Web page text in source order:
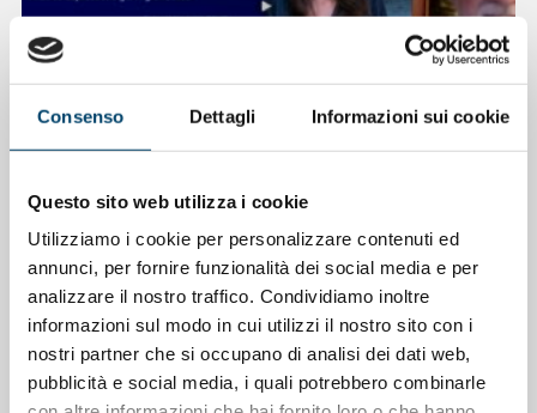
Consenso Dettagli Informazioni sui cookie
Questo sito web utilizza i cookie
Utilizziamo i cookie per personalizzare contenuti ed
annunci, per fornire funzionalità dei social media e per
analizzare il nostro traffico. Condividiamo inoltre
informazioni sul modo in cui utilizzi il nostro sito con i
nostri partner che si occupano di analisi dei dati web,
pubblicità e social media, i quali potrebbero combinarle
ONDA PER LE DONNE
Depressione Post Partum: intervista al
Prof. Claudio Mencacci
23 Apr 2026